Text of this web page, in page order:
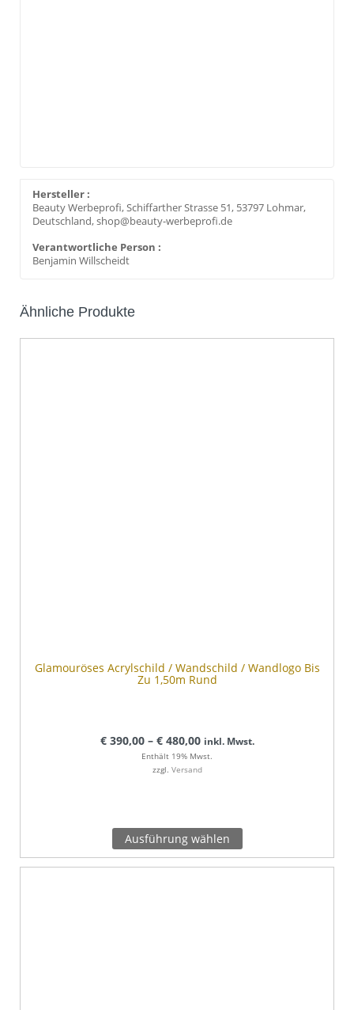
Hersteller :
Beauty Werbeprofi, Schiffarther Strasse 51, 53797 Lohmar,
Deutschland, shop@beauty-werbeprofi.de
Verantwortliche Person :
Benjamin Willscheidt
Ähnliche Produkte
Glamouröses Acrylschild / Wandschild / Wandlogo Bis
Zu 1,50m Rund
€390,00 – €480,00 inkl. Mwst.
Enthält 19% Mwst.
zzgl. Versand
Ausführung wählen